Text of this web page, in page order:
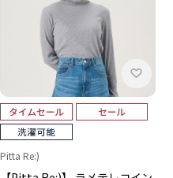
Pitta Re:)